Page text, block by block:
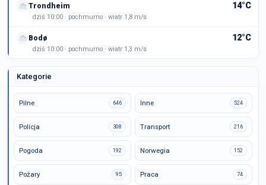
Trondheim 14°C
dziś 10:00 · pochmurno · wiatr 1,8 m/s
Bodø 12°C
dziś 10:00 · pochmurno · wiatr 1,3 m/s
Kategorie
Pilne 646 Inne 524
Policja 308 Transport 216
Pogoda 192 Norwegia 152
Pożary 95 Praca 74